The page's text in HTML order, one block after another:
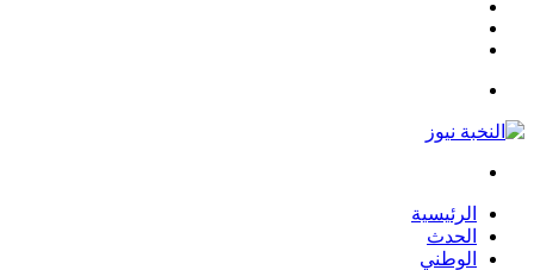
الرئيسية
الحدث
الوطني